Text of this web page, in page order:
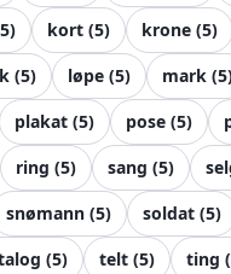
5) kort (5) krone (5)
(5) løpe (5) mark (5
plakat (5) pose (5)
ring (5) sang (5)
snømann (5) soldat (5)
(5) telt (5) ting (